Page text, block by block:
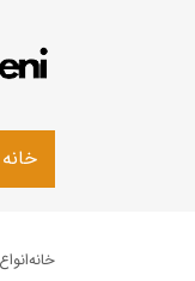
خانه
خانه